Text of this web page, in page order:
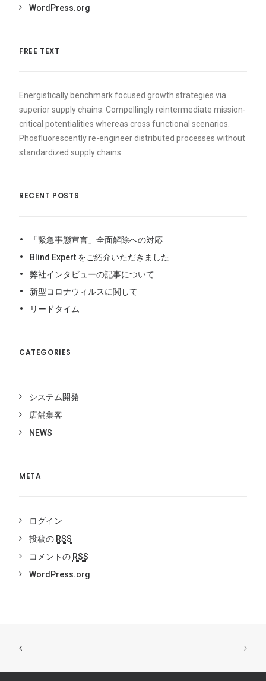
WordPress.org
FREE TEXT
Energistically benchmark focused growth strategies via
superior supply chains. Compellingly reintermediate mission-
critical potentialities whereas cross functional scenarios.
Phosfluorescently re-engineer distributed processes without
standardized supply chains.
RECENT POSTS
「緊急事態宣言」全面解除への対応
Blind Expert をご紹介いただきました
弊社インタビューの記事について
新型コロナウィルスに関して
リードタイム
CATEGORIES
システム開発
店舗集客
NEWS
META
ログイン
投稿の RSS
コメントの RSS
WordPress.org